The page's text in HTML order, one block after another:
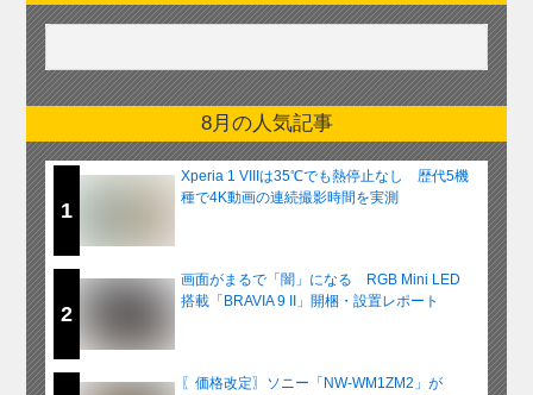
8月の人気記事
1
Xperia 1 VIIIは35℃でも熱停止なし 歴代5機
種で4K動画の連続撮影時間を実測
2
画面がまるで「闇」になる RGB Mini LED
搭載「BRAVIA 9 II」開梱・設置レポート
〖価格改定〗ソニー「NW-WM1ZM2」が